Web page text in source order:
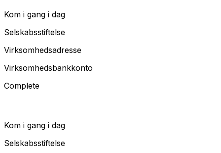
Kom i gang i dag
Selskabsstiftelse
Virksomhedsadresse
Virksomhedsbankkonto
Complete
Kom i gang i dag
Selskabsstiftelse